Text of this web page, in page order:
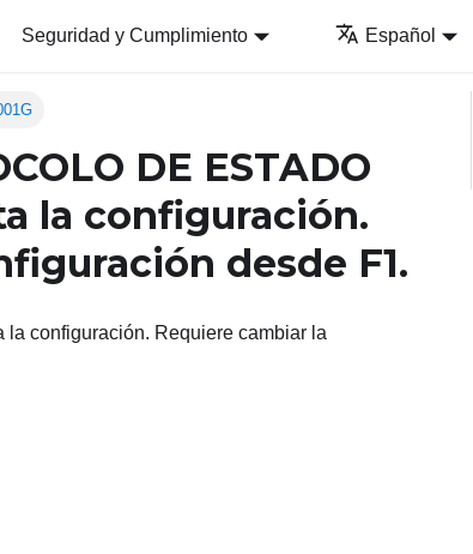
Seguridad y Cumplimiento Español
DE ESTADO
la configuración.
desde F1.
configuración. Requiere cambiar la